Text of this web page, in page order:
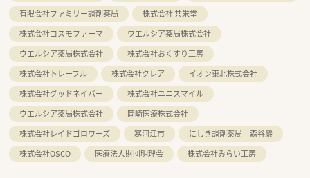
有限会社ファミリー調剤薬局
株式会社 共栄堂
株式会社コスモファーマ
ウエルシア薬局株式会社
ウエルシア薬局株式会社
株式会社おくすり工房
株式会社トレーフル
株式会社クレア
イオン東北株式会社
株式会社グッドネイバー
株式会社ユニスマイル
ウエルシア薬局株式会社
岡崎医療株式会社
株式会社レイドゴロワーズ
寒河江市
にしき調剤薬局 森谷巖
株式会社OSCO
医療法人財団明理会 株式会社みらい工房